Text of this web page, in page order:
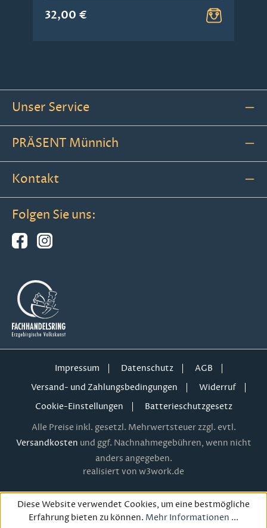
32,00 €
Unser Service
PRÄSENT Münnich
Kontakt
Folgen Sie uns:
Impressum Datenschutz
AGB
Versand- und Zahlungsbedingungen
Widerruf
Cookie-Einstellungen
Batterieschutzgesetz
Alle Preise inkl. gesetzl. Mehrwertsteuer zzgl. evtl.
Versandkosten und ggf. Nachnahmegebühren, wenn nicht
anders angegeben.
realisiert von w3work.de
Diese Website verwendet Cookies, um eine bestmögliche
Erfahrung bieten zu können. Mehr Informationen ...